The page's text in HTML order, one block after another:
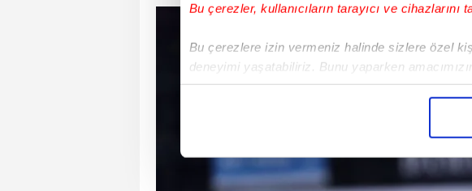
Bu çerezler, kullanıcıların tarayıcı ve cihazlarını
Bu çerezlere izin vermeniz halinde sizlere özel
deneyimi yaşatabiliriz. Bunu yaparken
içerikleri sunabilmek adına elimizden gelen
Sizlere daha iyi bir hizmet sunabilmek için